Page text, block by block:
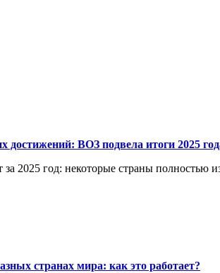
достижений: ВОЗ подвела итоги 2025
2025 год: некоторые страны
странах мира: как это работает?